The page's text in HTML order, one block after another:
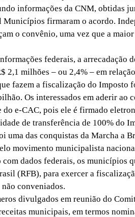
informações da CNM, obtidas
Municípios firmaram o acordo.
o convênio, uma vez que a
federais, a arrecadação
2,1 milhões – ou 2,4% – em
fazem a fiscalização do Imposto
Os interessados em aderir ao
do e-CAC, pois ele é firmado
de transferência de 100% do
uma das conquistas da Marcha a
movimento municipalista
dados federais, os municípios
(RFB), para exercer a
conveniados.
divulgados em reunião do
municipais, em termos